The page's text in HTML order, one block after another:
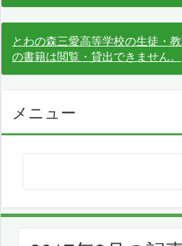
とわの森三愛高等学校の生徒・
の書籍は閲覧・貸出できません。
メニュー